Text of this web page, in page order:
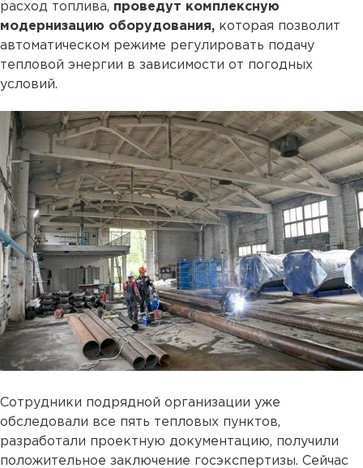
расход топлива, проведут комплексную
модернизацию оборудования, которая позволит
автоматическом режиме регулировать подачу
тепловой энергии в зависимости от погодных
условий.
Сотрудники подрядной организации уже
обследовали все пять тепловых пунктов,
разработали проектную документацию, получили
положительное заключение госэкспертизы. Сейчас